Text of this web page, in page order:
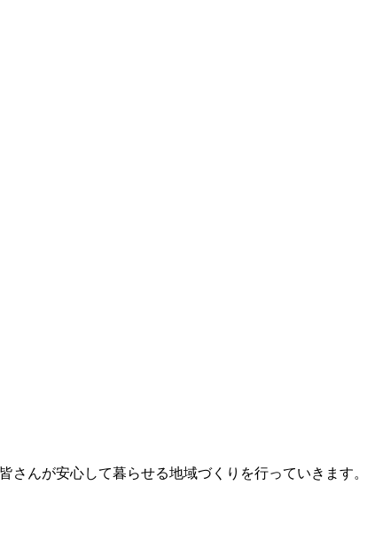
んが安心して暮らせる地域づくりを行っていきます。